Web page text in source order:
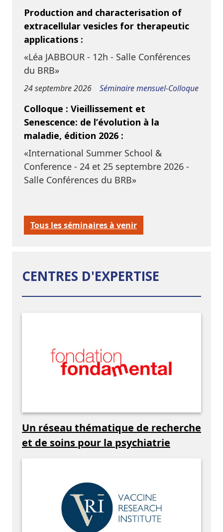
Production and characterisation of
extracellular vesicles for therapeutic
applications :
«Léa JABBOUR - 12h - Salle Conférences
du BRB»
24 septembre 2026 Séminaire mensuel-Colloque
Colloque : Vieillissement et
Senescence: de l’évolution à la
maladie, édition 2026 :
«International Summer School &
Conference - 24 et 25 septembre 2026 -
Salle Conférences du BRB»
Tous les séminaires à venir
CENTRES D'EXPERTISE
Un réseau thématique de recherche
et de soins pour la psychiatrie